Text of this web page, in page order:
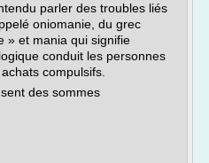
parler des troubles liés
oniomanie, du grec
» et mania qui signifie
conduit les personnes
compulsifs.
des sommes